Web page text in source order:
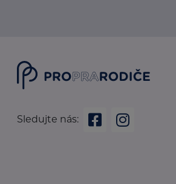
Sledujte nás: